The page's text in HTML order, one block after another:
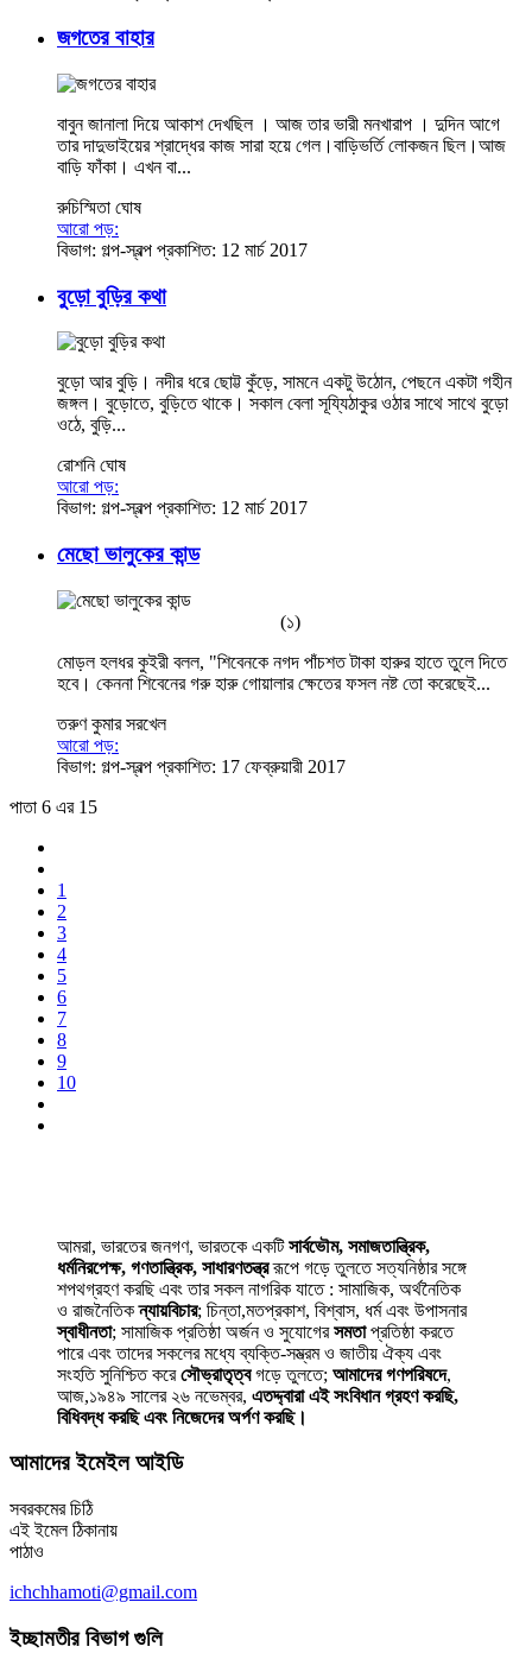
জগতের বাহার
বাবুন জানালা দিয়ে আকাশ দেখছিল । আজ তার ভারী মনখারাপ । দুদিন আগে
তার দাদুভাইয়ের শ্রাদ্ধের কাজ সারা হয়ে গেল।বাড়িভর্তি লোকজন ছিল।আজ
বাড়ি ফাঁকা। এখন বা...
রুচিস্মিতা​ ঘোষ
আরো পড়:
বিভাগ: গল্প-স্বল্প প্রকাশিত: 12 মার্চ 2017
বুড়ো বুড়ির কথা
বুড়ো আর বুড়ি। নদীর ধরে ছোট্ট কুঁড়ে, সামনে একটু উঠোন, পেছনে একটা গহীন
জঙ্গল। বুড়োতে, বুড়িতে থাকে। সকাল বেলা সূয্যিঠাকুর ওঠার সাথে সাথে বুড়ো
ওঠে, বুড়ি...
রোশনি ঘোষ
আরো পড়:
বিভাগ: গল্প-স্বল্প প্রকাশিত: 12 মার্চ 2017
মেছো ভালুকের কান্ড
(১)
মোড়ল হলধর কুইরী বলল, "শিবেনকে নগদ পাঁচশত টাকা হারুর হাতে তুলে দিতে
হবে। কেননা শিবেনের গরু হারু গোয়ালার ক্ষেতের ফসল নষ্ট তো করেছেই...
তরুণ কুমার সরখেল
আরো পড়:
বিভাগ: গল্প-স্বল্প প্রকাশিত: 17 ফেব্রুয়ারী 2017
পাতা 6 এর 15
1
2
3
4
5
6
7
8
9
10
আমরা, ভারতের জনগণ, ভারতকে একটিসার্বভৌম, সমাজতান্ত্রিক,
ধর্মনিরপেক্ষ, গণতান্ত্রিক, সাধারণতন্ত্ররূপে গড়ে তুলতে সত্যনিষ্ঠার সঙ্গে
শপথগ্রহণ করছি এবং তার সকল নাগরিক যাতে : সামাজিক, অর্থনৈতিক
ও রাজনৈতিকন্যায়বিচার; চিন্তা,মতপ্রকাশ, বিশ্বাস, ধর্ম এবং উপাসনার
স্বাধীনতা; সামাজিক প্রতিষ্ঠা অর্জন ও সুযোগেরসমতাপ্রতিষ্ঠা করতে
পারে এবং তাদের সকলের মধ্যে ব্যক্তি-সম্ভ্রম ও জাতীয় ঐক্য এবং
সংহতি সুনিশ্চিত করেসৌভ্রাতৃত্বগড়ে তুলতে; আমাদের গণপরিষদে,
আজ,১৯৪৯ সালের ২৬ নভেম্বর, এতদ্দ্বারা এই সংবিধান গ্রহণ করছি,
বিধিবদ্ধ করছি এবং নিজেদের অর্পণ করছি।
আমাদের ইমেইল আইডি
সবরকমের চিঠি
এই ইমেল ঠিকানায়
পাঠাও
ichchhamoti@gmail.com
ইচ্ছামতীর বিভাগ গুলি